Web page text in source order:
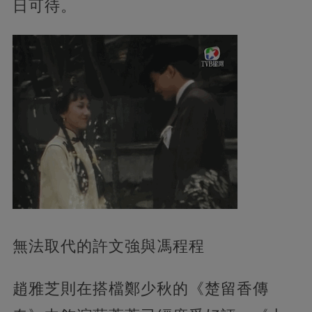
日可待。
無法取代的許文強與馮程程
趙雅芝則在搭檔鄭少秋的《楚留香傳